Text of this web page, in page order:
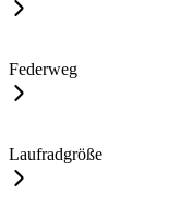
Federweg
Laufradgröße